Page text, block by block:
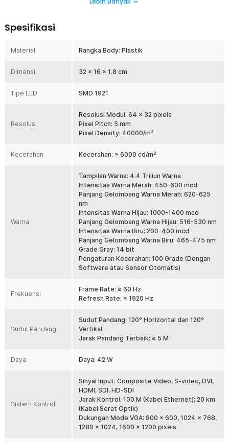
Selaras dengan resolusinya, panel modul ini memiliki ukuran 32 x
kegiatan pemasaran.
Keunggulan lain dari panel modul LED P5 ini adalah kemampuannya
dukungan teknologi kontrol warna yang mampu membuat warna
merah, hijau, biru, dan putih sempurna. Konten visual yang
Gerakan Halus Anti Glitch
Tak ada lagi konten visual yang tersendat karena panel modul P5 ini
kecil pixel pitch dan semakin besar kepadatannya, maka gambar
membuat gerakannya makin mulus.
Layar Cerah Hemat Energi
Dengan kecerahan ≥ 6000 cd/m², panel modul P5 cocok dipasang
di area outdoor. Kecerahan yang tinggi membuat panel tetap
terlihat jelas meskipun berada di lingkungan yang terang, seperti di
siang hari. Terlebih lagi panel ini menggunakan rasio 1/8 duty yang
membuat efisiensi daya listriknya lebih tinggi.
Sudut Pandang Sempurna
Selain kecerahan dan ketahanannya, sudut pandang yang
120° secara horizontal dan 120° secara vertikal dari jarak terbaik ≥
Kelengkapan Produk
Rincian yang Anda dapatkan untuk pembelian produk ini:
32x16cm - AL5
1 x Kabel Power 4 Pin
Spesifikasi
Material Rangka Body: Plastik
Dimensi 32 x 16 x 1.8 cm
Tipe LED SMD 1921
Resolusi
Resolusi Modul: 64 x 32 pixels
Pixel Pitch: 5 mm
Pixel Density: 40000/m²
Kecerahan Kecerahan: ≥ 6000 cd/m²
Warna
Tampilan Warna: 4.4 Triliun Warna
Intensitas Warna Merah: 450-600 mcd
Panjang Gelombang Warna Merah: 620-625
nm
Intensitas Warna Hijau: 1000-1400 mcd
Panjang Gelombang Warna Hijau: 516-530 nm
Intensitas Warna Biru: 200-400 mcd
Panjang Gelombang Warna Biru: 465-475 nm
Grade Gray: 14 bit
Pengaturan Kecerahan: 100 Grade (Dengan
Software atau Sensor Otomatis)
Frekuensi
Frame Rate: ≥ 60 Hz
Refresh Rate: ≥ 1920 Hz
Sudut Pandang
Sudut Pandang: 120° Horizontal dan 120°
Vertikal
Jarak Pandang Terbaik: ≥ 5 M
Daya Daya: 42 W
Sistem Kontrol
Sinyal Input: Composite Video, S-video, DVI,
HDMI, SDI, HD-SDI
Jarak Kontrol: 100 M (Kabel Ethernet); 20 km
(Kabel Serat Optik)
Dukungan Mode VGA: 800 x 600, 1024 x 768,
1280 x 1024, 1600 x 1200 pixels